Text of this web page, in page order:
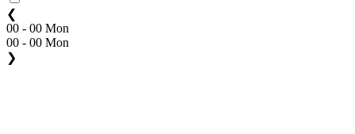
❮
00 - 00 Mon
00 - 00 Mon
❯